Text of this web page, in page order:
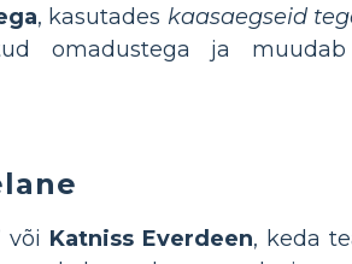
, kasutades kaasaegseid
omadustega ja muudab
või Katniss Everdeen, keda